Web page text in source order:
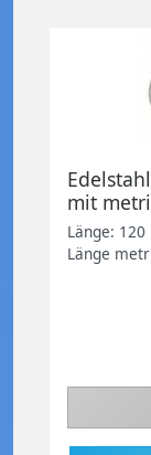
mit
Länge:
Länge